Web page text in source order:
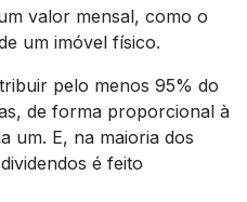
valor mensal, como o
um imóvel físico.
pelo menos 95% do
de forma proporcional à
um. E, na maioria dos
é feito